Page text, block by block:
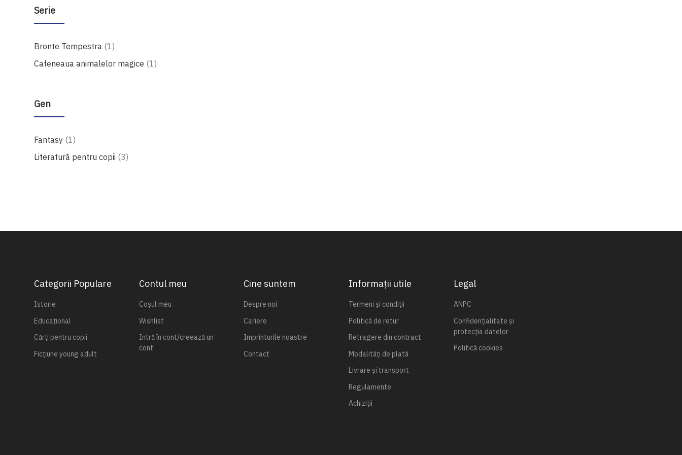
Serie
Bronte Tempestra 1produs
Cafeneaua animalelor magice 1produs
Gen
Fantasy 1produs
Literatură pentru copii 3produse
Categorii Populare
Istorie
Educațional
Cărți pentru copii
Ficțiune young adult
Contul meu
Coșul meu
Wishlist
Intră în cont/creează un
cont
Cine suntem
Despre noi
Cariere
Imprinturile noastre
Contact
Informații utile
Termeni și condiții
Politică de retur
Retragere din contract
Modalități de plată
Livrare și transport
Regulamente
Achiziții
Legal
ANPC
Confidențialitate și
protecția datelor
Politică cookies